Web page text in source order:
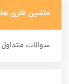
ماشین فلزی هات ویلز 87
سوالات متداول